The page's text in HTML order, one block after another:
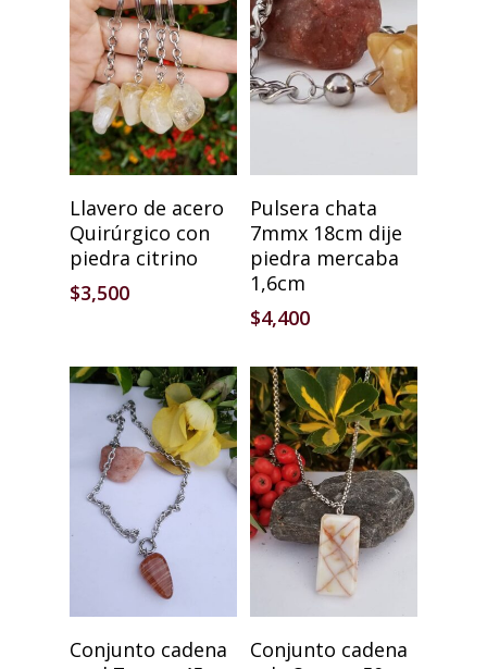
Añadir Al Carrito
Llavero de acero
Quirúrgico con
piedra citrino
$3,500
Añadir Al Carrito
Pulsera chata
7mmx 18cm dije
piedra mercaba
1,6cm
$4,400
Añadir Al Carrito
Conjunto cadena
Añadir Al Carrito
Conjunto cadena